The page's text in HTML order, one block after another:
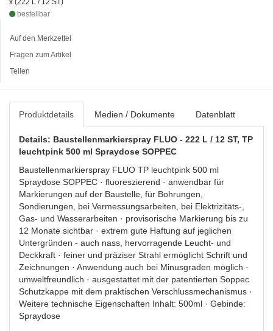
x (222 L / 12 ST)
bestellbar
Auf den Merkzettel
Fragen zum Artikel
Teilen
Produktdetails Medien / Dokumente Datenblatt
Details: Baustellenmarkierspray FLUO - 222 L / 12 ST, TP
leuchtpink 500 ml Spraydose SOPPEC
Baustellenmarkierspray FLUO TP leuchtpink 500 ml
Spraydose SOPPEC · fluoreszierend · anwendbar für
Markierungen auf der Baustelle, für Bohrungen,
Sondierungen, bei Vermessungsarbeiten, bei Elektrizitäts-,
Gas- und Wasserarbeiten · provisorische Markierung bis zu
12 Monate sichtbar · extrem gute Haftung auf jeglichen
Untergründen - auch nass, hervorragende Leucht- und
Deckkraft · feiner und präziser Strahl ermöglicht Schrift und
Zeichnungen · Anwendung auch bei Minusgraden möglich ·
umweltfreundlich · ausgestattet mit der patentierten Soppec
Schutzkappe mit dem praktischen Verschlussmechanismus ·
Weitere technische Eigenschaften Inhalt: 500ml · Gebinde:
Spraydose